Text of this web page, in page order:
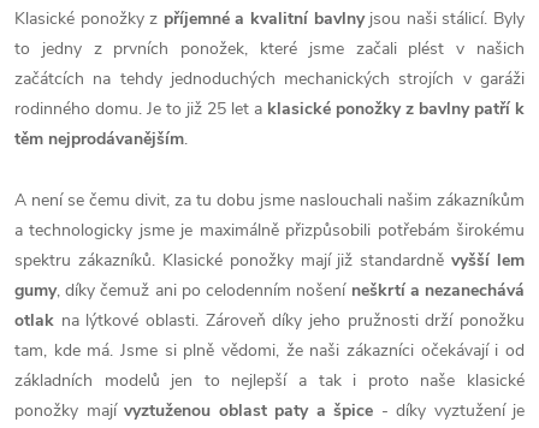
Klasické ponožky z příjemné a kvalitní bavlnyjsou naši stálicí. Byly
to jedny z prvních ponožek, které jsme začali plést v našich
začátcích na tehdy jednoduchých mechanických strojích v garáži
rodinného domu. Je to již 25 let a klasické ponožky z bavlny patří k
těm nejprodávanějším.
A není se čemu divit, za tu dobu jsme naslouchali našim zákazníkům
a technologicky jsme je maximálně přizpůsobili potřebám širokému
spektru zákazníků. Klasické ponožky mají již standardněvyšší lem
gumy, díky čemuž ani po celodenním nošení neškrtí a nezanechává
otlak na lýtkové oblasti. Zároveň díky jeho pružnosti drží ponožku
tam, kde má. Jsme si plně vědomi, že naši zákazníci očekávají i od
základních modelů jen to nejlepší a tak i proto naše klasické
ponožky mají vyztuženou oblast paty a špice - díky vyztužení je